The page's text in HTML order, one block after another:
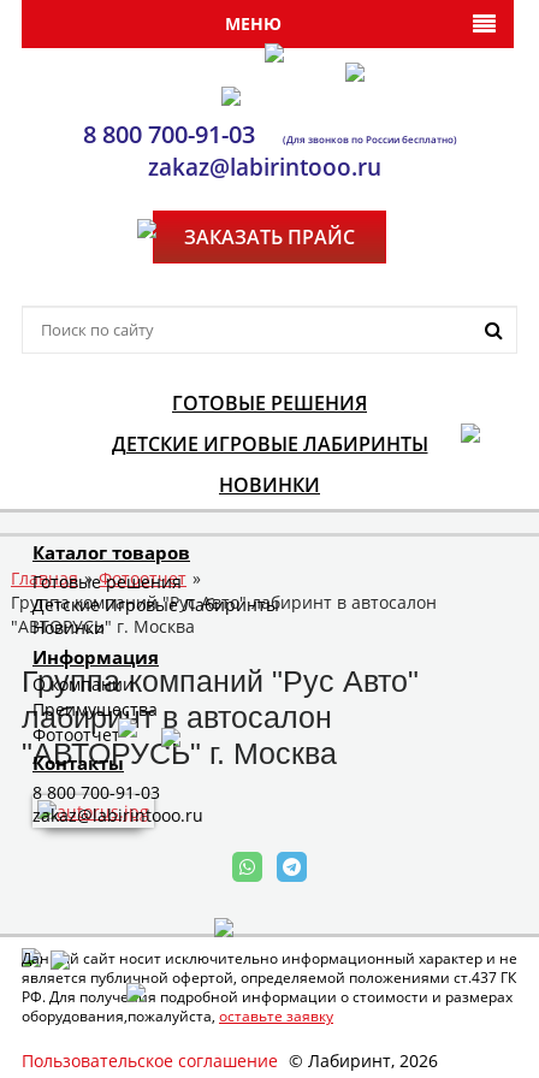
МЕНЮ
8 800 700-91-03 (Для звонков по России бесплатно)
zakaz@labirintooo.ru
ЗАКАЗАТЬ ПРАЙС
ГОТОВЫЕ РЕШЕНИЯ
ДЕТСКИЕ ИГРОВЫЕ ЛАБИРИНТЫ
НОВИНКИ
Главная » Фотоотчет »
Группа компаний "Рус Авто" лабиринт в автосалон
"АВТОРУСЬ" г. Москва
Группа компаний "Рус Авто"
лабиринт в автосалон
"АВТОРУСЬ" г. Москва
Каталог товаров
Готовые решения
Детские Игровые Лабиринты
Новинки
Информация
О компании
Преимущества
Фотоотчет
Контакты
8 800 700-91-03
zakaz@labirintooo.ru
Данный сайт носит исключительно информационный характер и не
является публичной офертой, определяемой положениями ст.437 ГК
РФ. Для получения подробной информации о стоимости и размерах
оборудования,пожалуйста, оставьте заявку
Пользовательское соглашение © Лабиринт, 2026